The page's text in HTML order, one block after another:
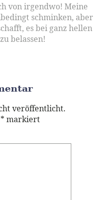
von irgendwo! Meine
schminken, aber
es bei ganz hellen
belassen!
veröffentlicht.
* markiert